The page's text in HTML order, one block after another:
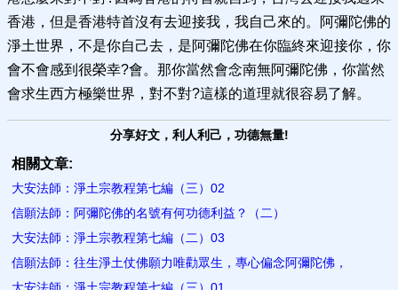
香港，但是香港特首沒有去迎接我，我自己來的。阿彌陀佛的
淨土世界，不是你自己去，是阿彌陀佛在你臨終來迎接你，你
會不會感到很榮幸?會。那你當然會念南無阿彌陀佛，你當然
會求生西方極樂世界，對不對?這樣的道理就很容易了解。
分享好文，利人利己，功德無量!
相關文章:
大安法師：淨土宗教程第七編（三）02
信願法師：阿彌陀佛的名號有何功德利益？（二）
大安法師：淨土宗教程第七編（二）03
信願法師：往生淨土仗佛願力唯勸眾生，專心偏念阿彌陀佛，